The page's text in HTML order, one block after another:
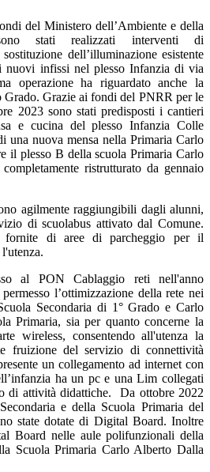
del Ministero dell’Ambiente e della
stati realizzati interventi di
dell’illuminazione esistente
infissi nel plesso Infanzia di via
operazione ha riguardato anche la
Grado. Grazie ai fondi del PNRR per le
2023 sono stati predisposti i cantieri
e cucina del plesso Infanzia Colle
una nuova mensa nella Primaria Carlo
il plesso B della scuola Primaria Carlo
ristrutturato da gennaio
agilmente raggiungibili dagli alunni,
di scuolabus attivato dal Comune.
di aree di parcheggio per il
al PON Cablaggio reti nell'anno
l’ottimizzazione della rete nei
Secondaria di 1° Grado e Carlo
Primaria, sia per quanto concerne la
wireless, consentendo all'utenza la
fruizione del servizio di connettività
un collegamento ad internet con
ha un pc e una Lim collegati
di attività didattiche. Da ottobre 2022
e della Scuola Primaria del
state dotate di Digital Board. Inoltre
Board nelle aule polifunzionali della
Scuola Primaria Carlo Alberto Dalla